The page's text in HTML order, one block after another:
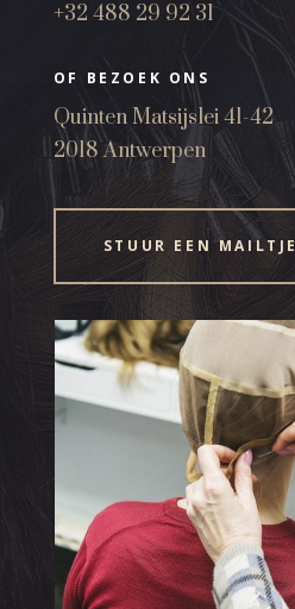
+32 488 29 92 31
OF BEZOEK ONS
Quinten Matsijslei 41-42
2018 Antwerpen
STUUR EEN MAILTJE